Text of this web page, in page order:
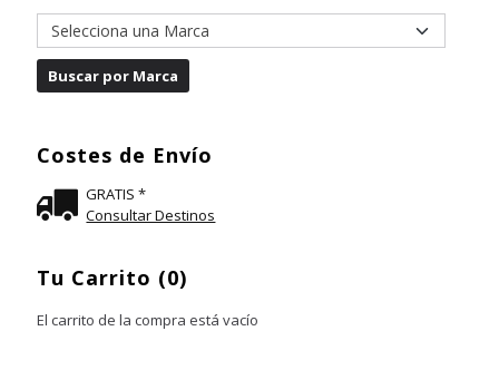
Costes de Envío
GRATIS *
Consultar Destinos
Tu Carrito (0)
El carrito de la compra está vacío